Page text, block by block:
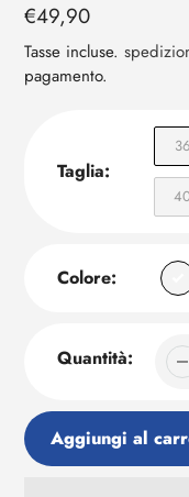
tuo
carrello
Prezzo
regolare
€49,90
Tasse incluse.
pagamento.
Taglia:
36
40
Colore:
Quantità:
Aggiungi al